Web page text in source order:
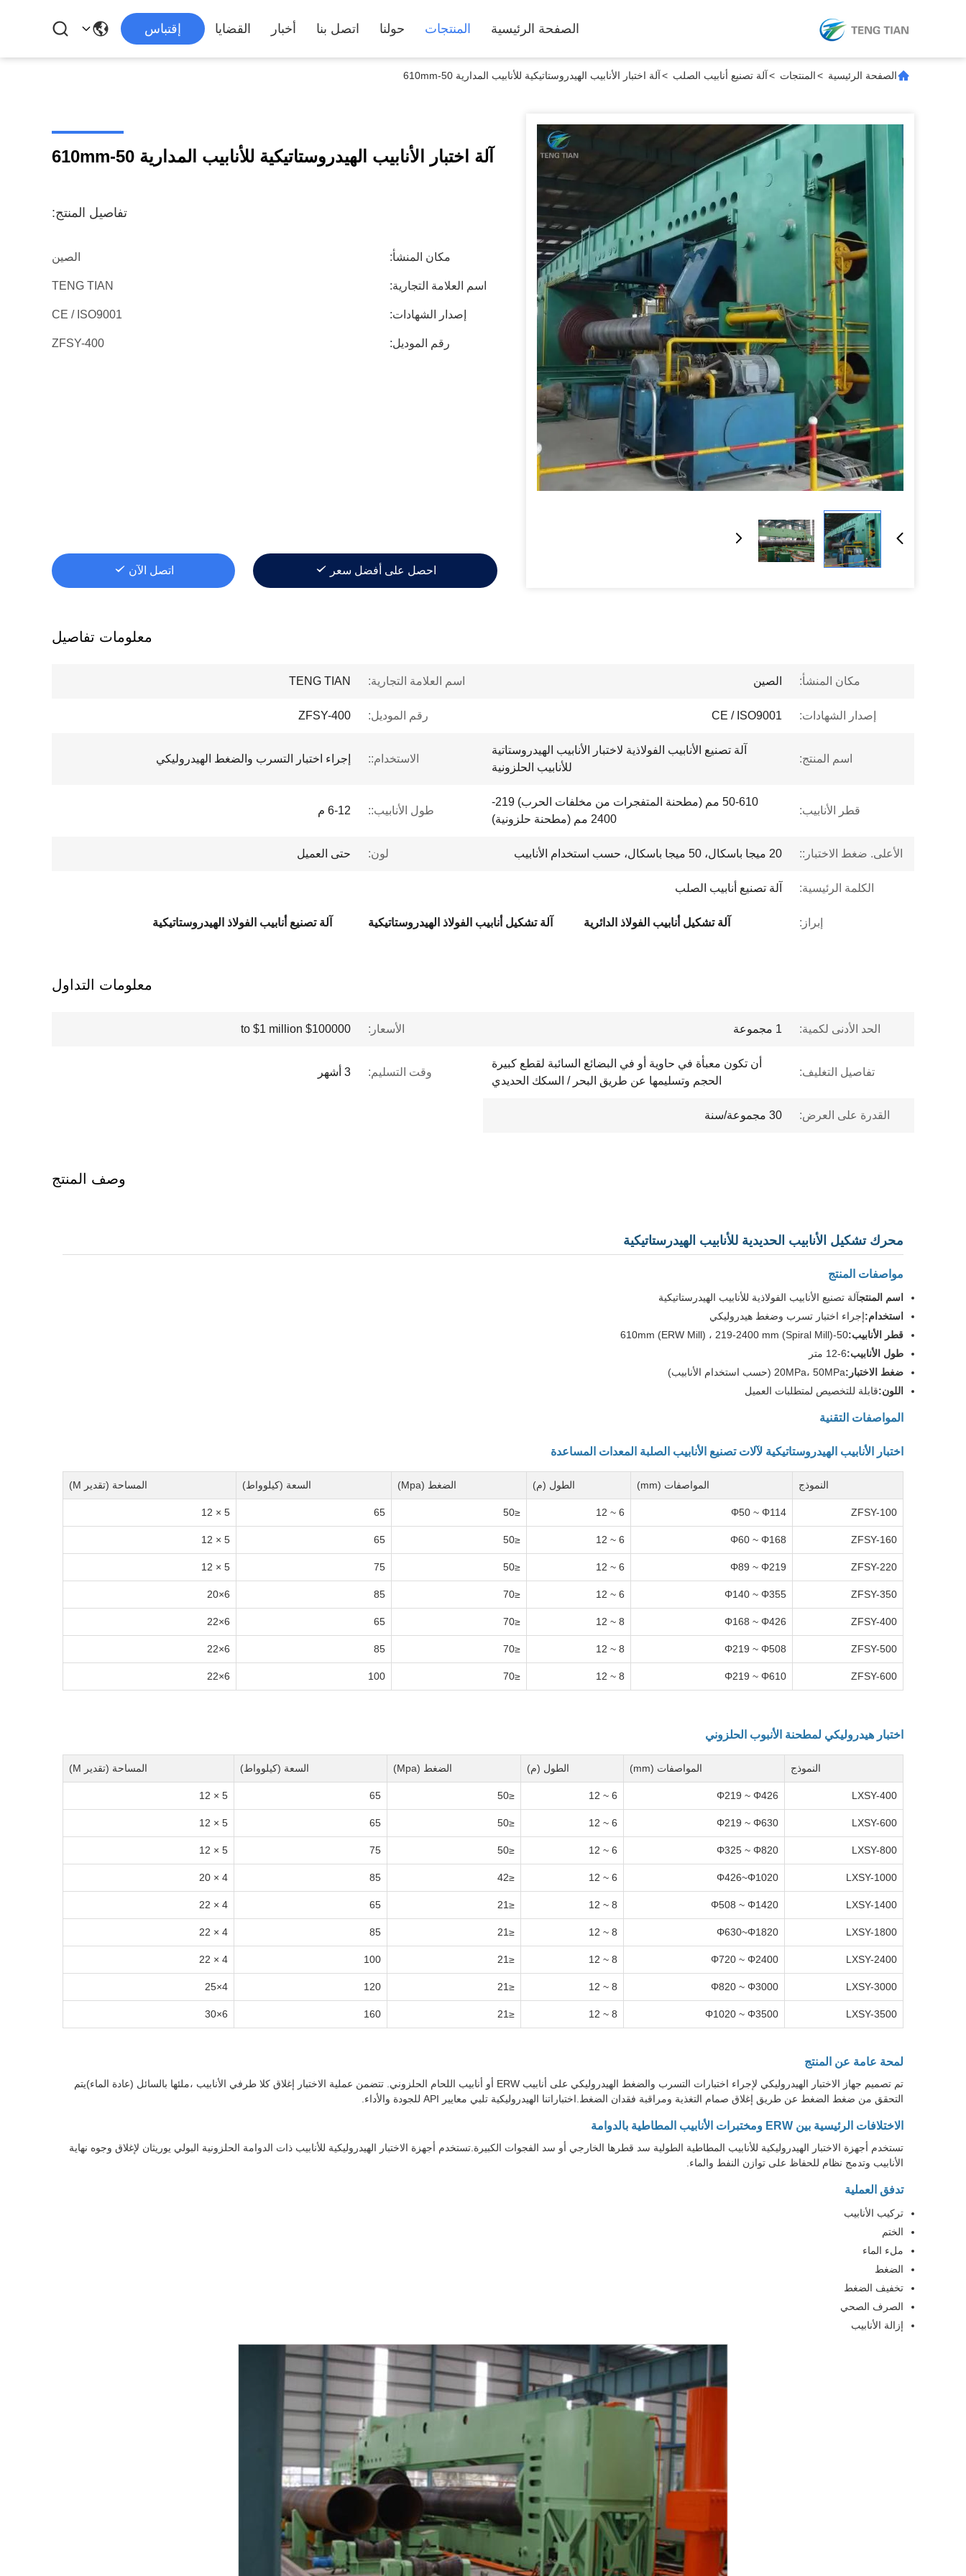
الصفحة الرئيسية المنتجات حولنا اتصل بنا أخبار القضايا إقتباس
الصفحة الرئيسية >المنتجات >آلة تصنيع أنابيب الصلب >آلة اختبار الأنابيب الهيدروستاتيكية للأنابيب المدارية 50-610mm
آلة اختبار الأنابيب الهيدروستاتيكية للأنابيب المدارية 50-610mm
تفاصيل المنتج:
مكان المنشأ: الصين
اسم العلامة التجارية: TENG TIAN
إصدار الشهادات: CE / ISO9001
رقم الموديل: ZFSY-400
احصل على أفضل سعر اتصل الآن
معلومات تفاصيل
مكان المنشأ: الصين اسم العلامة التجارية: TENG TIAN
إصدار الشهادات: CE / ISO9001 رقم الموديل: ZFSY-400
اسم المنتج:
آلة تصنيع الأنابيب الفولاذية لاختبار الأنابيب الهيدروستاتية
للأنابيب الحلزونية
الاستخدام:: إجراء اختبار التسرب والضغط الهيدروليكي
قطر الأنابيب:
50-610 مم (مطحنة المتفجرات من مخلفات الحرب) 219-
2400 مم (مطحنة حلزونية)
طول الأنابيب:: 6-12 م
الأعلى. ضغط الاختبار:: 20 ميجا باسكال، 50 ميجا باسكال، حسب استخدام الأنابيب لون: حتى العميل
الكلمة الرئيسية: آلة تصنيع أنابيب الصلب
إبراز: آلة تشكيل أنابيب الفولاذ الدائرية آلة تشكيل أنابيب الفولاذ الهيدروستاتيكية آلة تصنيع أنابيب الفولاذ الهيدروستاتيكية
معلومات التداول
الحد الأدنى لكمية: 1 مجموعة الأسعار: $100000 to $1 million
تفاصيل التغليف:
أن تكون معبأة في حاوية أو في البضائع السائبة لقطع كبيرة
الحجم وتسليمها عن طريق البحر / السكك الحديدي
وقت التسليم: 3 أشهر
القدرة على العرض: 30 مجموعة/سنة
وصف المنتج
محرك تشكيل الأنابيب الحديدية للأنابيب الهيدرستاتيكية
مواصفات المنتج
اسم المنتجآلة تصنيع الأنابيب الفولاذية للأنابيب الهيدرستاتيكية
استخدام:إجراء اختبار تسرب وضغط هيدروليكي
قطر الأنابيب:50-610mm (ERW Mill) ، 219-2400 mm (Spiral Mill)
طول الأنابيب:6-12 متر
ضغط الاختبار:20MPa، 50MPa (حسب استخدام الأنابيب)
اللون:قابلة للتخصيص لمتطلبات العميل
المواصفات التقنية
اختبار الأنابيب الهيدروستاتيكية لآلات تصنيع الأنابيب الصلبة المعدات المساعدة
النموذج المواصفات (mm) الطول (م) الضغط (Mpa) السعة (كيلوواط) المساحة (تقدير M)
ZFSY-100
Φ50 ~ Φ114
6 ~ 12
≤50
65
5 × 12
ZFSY-160
Φ60 ~ Φ168
6 ~ 12
≤50
65
5 × 12
ZFSY-220
Φ89 ~ Φ219
6 ~ 12
≤50
75
5 × 12
ZFSY-350
Φ140 ~ Φ355
6 ~ 12
≤70
85
6×20
ZFSY-400
Φ168 ~ Φ426
8 ~ 12
≤70
65
6×22
ZFSY-500
Φ219 ~ Φ508
8 ~ 12
≤70
85
6×22
ZFSY-600
Φ219 ~ Φ610
8 ~ 12
≤70
100
6×22
اختبار هيدروليكي لمطحنة الأنبوب الحلزوني
النموذج المواصفات (mm) الطول (م) الضغط (Mpa) السعة (كيلوواط) المساحة (تقدير M)
LXSY-400
Φ219 ~ Φ426
6 ~ 12
≤50
65
5 × 12
LXSY-600
Φ219 ~ Φ630
6 ~ 12
≤50
65
5 × 12
LXSY-800
Φ325 ~ Φ820
6 ~ 12
≤50
75
5 × 12
LXSY-1000
Φ426~Φ1020
6 ~ 12
≤42
85
4 × 20
LXSY-1400
Φ508 ~ Φ1420
8 ~ 12
≤21
65
4 × 22
LXSY-1800
Φ630~Φ1820
8 ~ 12
≤21
85
4 × 22
LXSY-2400
Φ720 ~ Φ2400
8 ~ 12
≤21
100
4 × 22
LXSY-3000
Φ820 ~ Φ3000
8 ~ 12
≤21
120
4×25
LXSY-3500
Φ1020 ~ Φ3500
8 ~ 12
≤21
160
6×30
لمحة عامة عن المنتج
تم تصميم جهاز الاختبار الهيدروليكي لإجراء اختبارات التسرب والضغط الهيدروليكي على أنابيب ERW أو أنابيب اللحام الحلزوني. تتضمن عملية الاختبار إغلاق كلا طرفي الأنابيب ،ملئها بالسائل (عادة الماء)يتم
التحقق من ضغط الضغط عن طريق إغلاق صمام التغذية ومراقبة فقدان الضغط.اختباراتنا الهيدروليكية تلبي معايير API للجودة والأداء.
الاختلافات الرئيسية بين ERW ومختبرات الأنابيب المطاطية بالدوامة
تستخدم أجهزة الاختبار الهيدروليكية للأنابيب المطاطية الطولية سد قطرها الخارجي أو سد الفجوات الكبيرة.تستخدم أجهزة الاختبار الهيدروليكية للأنابيب ذات الدوامة الحلزونية البولي يوريثان لإغلاق وجوه نهاية
الأنابيب وتدمج نظام للحفاظ على توازن النفط والماء.
تدفق العملية
تركيب الأنابيب
الختم
ملء الماء
الضغط
تخفيف الضغط
الصرف الصحي
إزالة الأنابيب